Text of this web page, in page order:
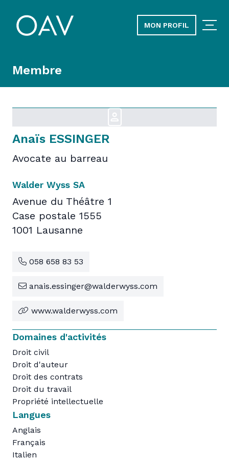
MON PROFIL
Membre
Anaïs ESSINGER
Avocate au barreau
Walder Wyss SA
Avenue du Théâtre 1
Case postale 1555
1001 Lausanne
058 658 83 53
anais.essinger@walderwyss.com
www.walderwyss.com
Domaines d'activités
Droit civil
Droit d'auteur
Droit des contrats
Droit du travail
Propriété intellectuelle
Langues
Anglais
Français
Italien